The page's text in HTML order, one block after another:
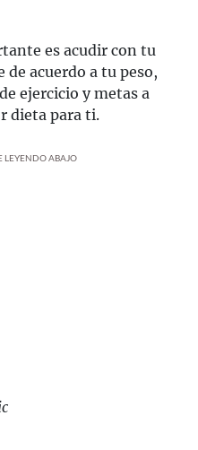
es acudir con tu
acuerdo a tu peso,
ejercicio y metas a
dieta para ti.
LEYENDO ABAJO